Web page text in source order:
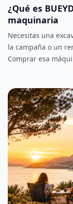
¿Qué es
maquinaria
Necesitas una
la campaña o un
Comprar esa
nace para resolver
alquiler de
publican y alquilan
intermediarios.
especializado en
forestal y
propietario y
Ahora mismo hay
con 103 anuncios
es lo que